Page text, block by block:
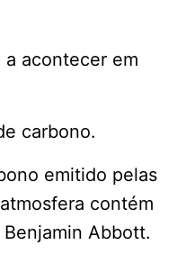
acontecer em
carbono.
emitido pelas
contém
Abbott.